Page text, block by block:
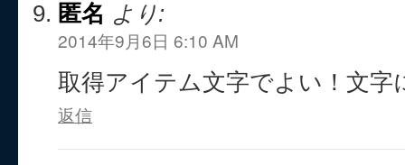
匿名 より:
2014年9月6日 6:10 AM
取得アイテム文字でよい！文字
返信